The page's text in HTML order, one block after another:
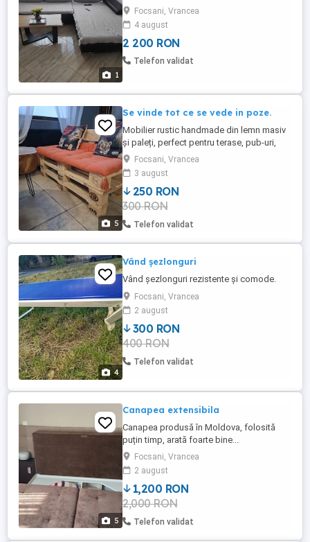
1
dreapta in stare buna dimensiuni lățime
3m lungime 2.10 M ideala pentru living
Focsani, Vrancea
4 august
2 200 RON
Telefon validat
5
Se vinde tot ce se vede in poze.
Mobilier rustic handmade din lemn masiv
și paleți, perfect pentru terase, pub-uri,
foișoare .Si mese rustice din lemn.
canapea 250 lei măsuță cafea 400 lei
Detalii in privat !
Focsani, Vrancea
3 august
250 RON
300 RON
Telefon validat
4
Vând șezlonguri
Vând șezlonguri rezistente și comode.
Focsani, Vrancea
2 august
300 RON
400 RON
Telefon validat
5
Canapea extensibila
Canapea produsă în Moldova, folosită
puțin timp, arată foarte bine...
Focsani, Vrancea
2 august
1,200 RON
2,000 RON
Telefon validat